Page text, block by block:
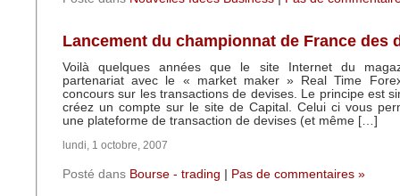
Lancement du championnat de France des
Voilà quelques années que le site Internet du
partenariat avec le « market maker » Real Time
concours sur les transactions de devises. Le principe est
créez un compte sur le site de Capital. Celui ci vous
une plateforme de transaction de devises (et même […]
lundi, 1 octobre, 2007
Posté dans Bourse - trading Pas de commentaires »